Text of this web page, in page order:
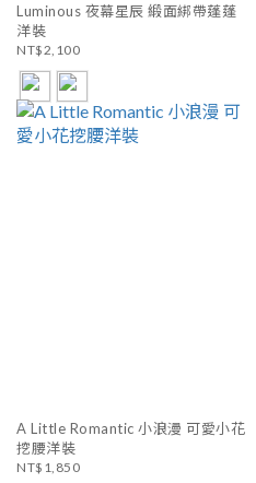
Luminous 夜幕星辰 緞面綁帶蓬蓬
洋裝
NT$2,100
A Little Romantic 小浪漫 可愛小花
挖腰洋裝
NT$1,850